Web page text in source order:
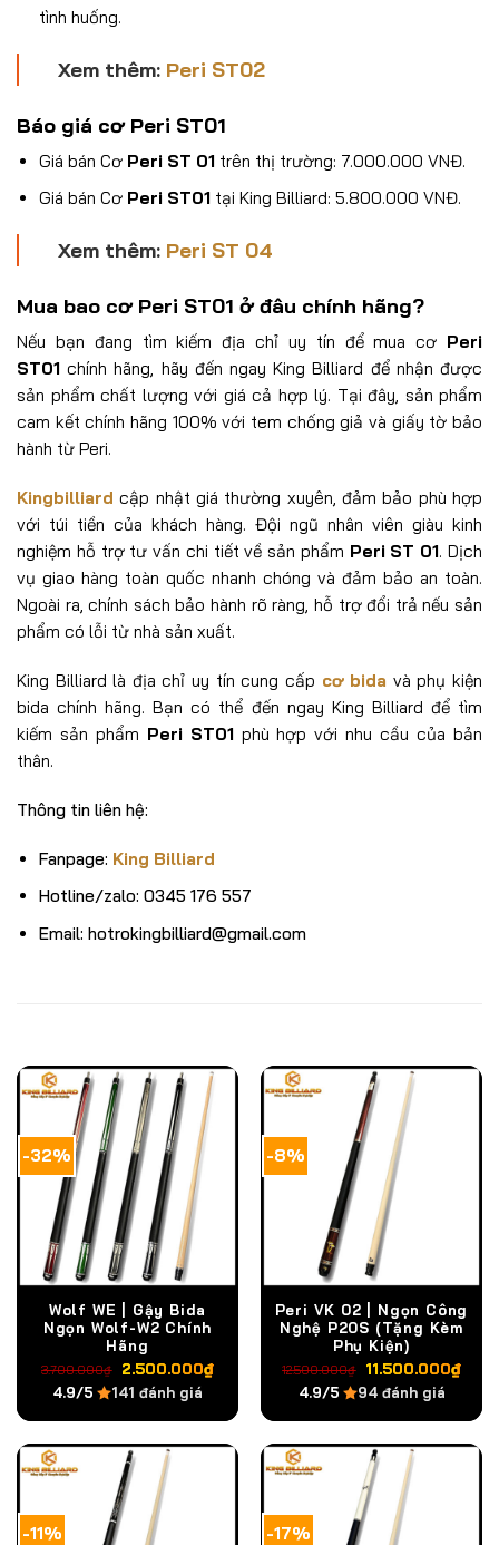
tình huống.
Xem thêm: Peri ST02
Báo giá cơ Peri ST01
Giá bán Cơ Peri ST 01trên thị trường: 7.000.000 VNĐ.
Giá bán Cơ Peri ST01tại King Billiard: 5.800.000 VNĐ.
Xem thêm: Peri ST 04
Mua bao cơ Peri ST01 ở đâu chính hãng?
Nếu bạn đang tìm kiếm địa chỉ uy tín để mua cơ Peri
ST01 chính hãng, hãy đến ngay King Billiard để nhận được
sản phẩm chất lượng với giá cả hợp lý. Tại đây, sản phẩm
cam kết chính hãng 100% với tem chống giả và giấy tờ bảo
hành từ Peri.
Kingbilliard cập nhật giá thường xuyên, đảm bảo phù hợp
với túi tiền của khách hàng. Đội ngũ nhân viên giàu kinh
nghiệm hỗ trợ tư vấn chi tiết về sản phẩm Peri ST 01. Dịch
vụ giao hàng toàn quốc nhanh chóng và đảm bảo an toàn.
Ngoài ra, chính sách bảo hành rõ ràng, hỗ trợ đổi trả nếu sản
phẩm có lỗi từ nhà sản xuất.
King Billiard là địa chỉ uy tín cung cấp cơ bida và phụ kiện
bida chính hãng. Bạn có thể đến ngay King Billiard để tìm
kiếm sản phẩm Peri ST01phù hợp với nhu cầu của bản
thân.
Thông tin liên hệ:
Fanpage: King Billiard
Hotline/zalo: 0345 176 557
Email: hotrokingbilliard@gmail.com
-32%
Wolf WE | Gậy Bida
Ngọn Wolf-W2 Chính
Hãng
3.700.000₫ Giá
gốc
là:
3.700.000₫.
2.500.000₫Giá
tại
là:
2.500.000₫.
4.9/5 141 đánh giá
-8%
Peri VK 02 | Ngọn Công
Nghệ P20S (Tặng Kèm
Phụ Kiện)
12.500.000₫ Giá
gốc
là:
12.500.000₫.
11.500.000₫Giá
tại
là:
4.9/5 94 đánh giá
-11% -17%